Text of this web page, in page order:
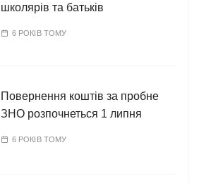
школярів та батьків
6 РОКІВ ТОМУ
Повернення коштів за пробне
ЗНО розпочнеться 1 липня
6 РОКІВ ТОМУ